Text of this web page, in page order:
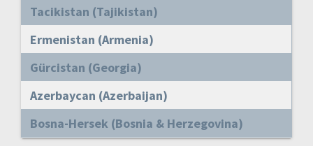
Tacikistan (Tajikistan)
Ermenistan (Armenia)
Gürcistan (Georgia)
Azerbaycan (Azerbaijan)
Bosna-Hersek (Bosnia & Herzegovina)